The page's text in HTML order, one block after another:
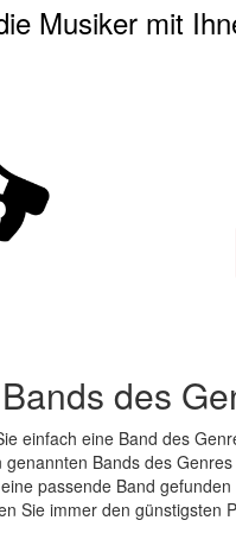
Musiker mit
des
einfach eine Band des
genannten Bands des
passende Band
Sie immer den günstigsten